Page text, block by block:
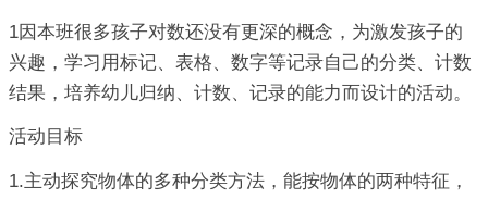
1因本班很多孩子对数还没有更深的概念，为激发孩子的
兴趣，学习用标记、表格、数字等记录自己的分类、计数
结果，培养幼儿归纳、计数、记录的能力而设计的活动。
活动目标
1.主动探究物体的多种分类方法，能按物体的两种特征，